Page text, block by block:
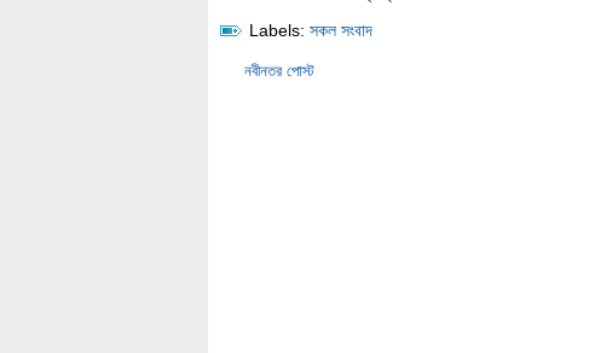
Labels: সকল সংবাদ
নবীনতর পোস্ট